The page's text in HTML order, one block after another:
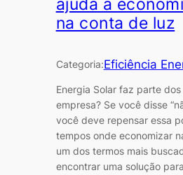
ajuda a
na conta de luz
Categoria:Eficiência
Energia Solar faz parte
empresa? Se você disse
você deve repensar essa
tempos onde economizar
um dos termos mais
encontrar uma solução